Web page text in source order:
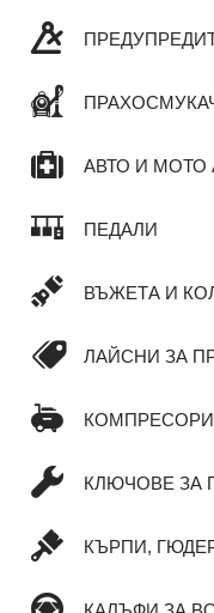
АВТО И МОТО
ПЕДАЛИ
ВЪЖЕТА И
ЛАЙСНИ ЗА
КОМПРЕСОРИ
КЛЮЧОВЕ ЗА
КЪРПИ,